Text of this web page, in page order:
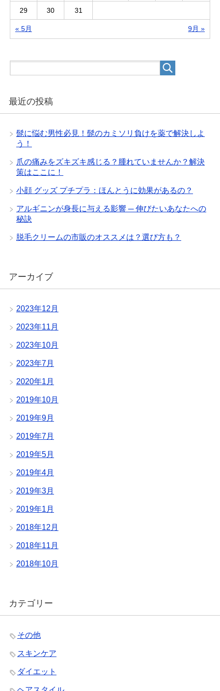
« 5月 9月 »
29 30 31
最近の投稿
髭に悩む男性必見！髭のカミソリ負けを薬で解決しよ
う！
爪の痛みをズキズキ感じる？腫れていませんか？解決
策はここに！
小顔 グッズ プチプラ：ほんとうに効果があるの？
アルギニンが身長に与える影響 ─ 伸びたいあなたへの
秘訣
脱毛クリームの市販のオススメは？選び方も？
アーカイブ
2023年12月
2023年11月
2023年10月
2023年7月
2020年1月
2019年10月
2019年9月
2019年7月
2019年5月
2019年4月
2019年3月
2019年1月
2018年12月
2018年11月
2018年10月
カテゴリー
その他
スキンケア
ダイエット